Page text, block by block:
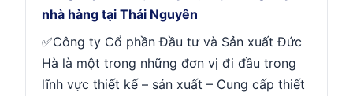
nhà hàng tại Thái Nguyên
✅Công ty Cổ phần Đầu tư và Sản xuất Đức
Hà là một trong những đơn vị đi đầu trong
lĩnh vực thiết kế – sản xuất – Cung cấp thiết